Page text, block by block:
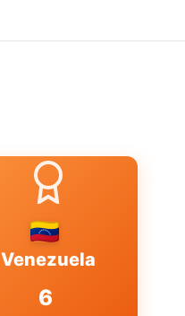
Venezuela
6